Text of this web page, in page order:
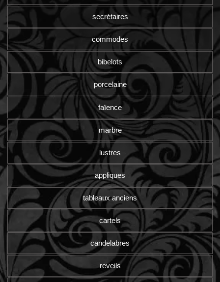
secrétaires
commodes
bibelots
porcelaine
faïence
marbre
lustres
appliques
tableaux anciens
cartels
candelabres
reveils